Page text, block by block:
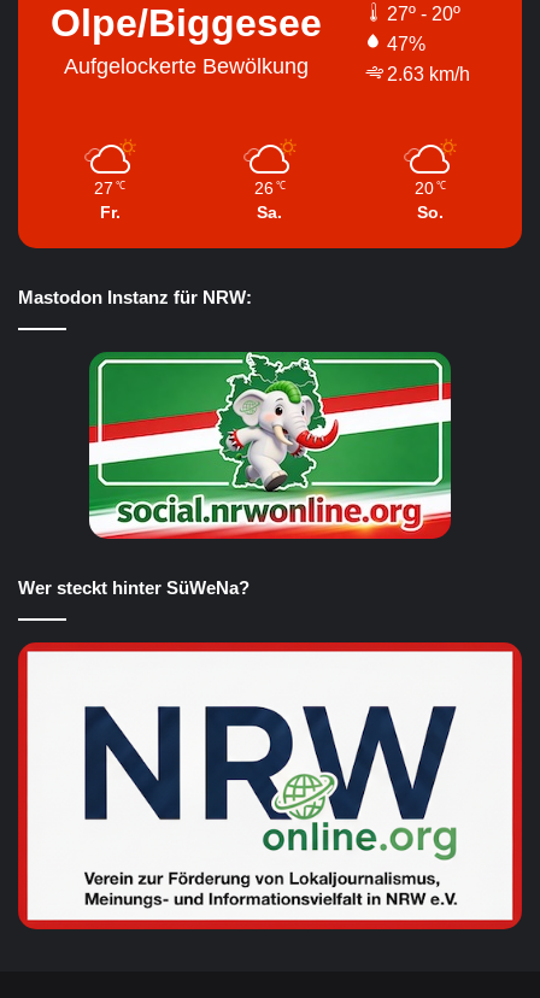
Olpe/Biggesee
Aufgelockerte Bewölkung
27º - 20º
47%
2.63 km/h
27 ℃
Fr.
26 ℃
Sa.
20 ℃
So.
Mastodon Instanz für NRW:
Wer steckt hinter SüWeNa?